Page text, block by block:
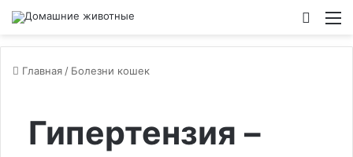
Главная / Болезни кошек
Гипертензия –